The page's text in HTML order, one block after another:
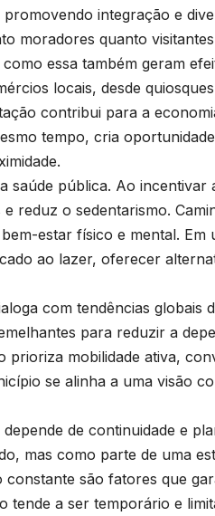
integração e
moradores quanto
essa também geram
locais, desde
contribui para a
tempo, cria
saúde pública. Ao incentivar
reduz o sedentarismo.
estar físico e mental. Em
ao lazer, oferecer
com tendências globais
para reduzir a
mobilidade ativa,
se alinha a uma visão
de continuidade e
mas como parte de uma
são fatores que
tende a ser temporário e